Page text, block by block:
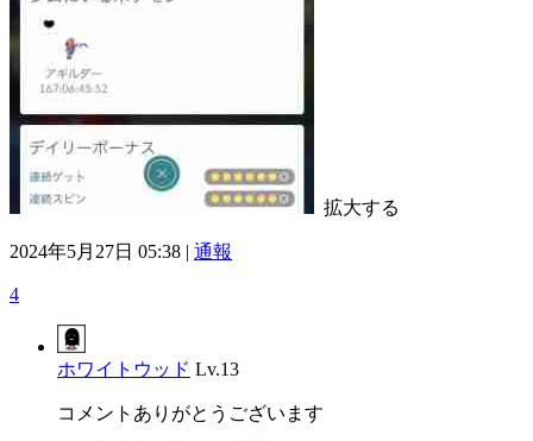
拡大する
2024年5月27日 05:38 | 通報
4
ホワイトウッド Lv.13
コメントありがとうございます